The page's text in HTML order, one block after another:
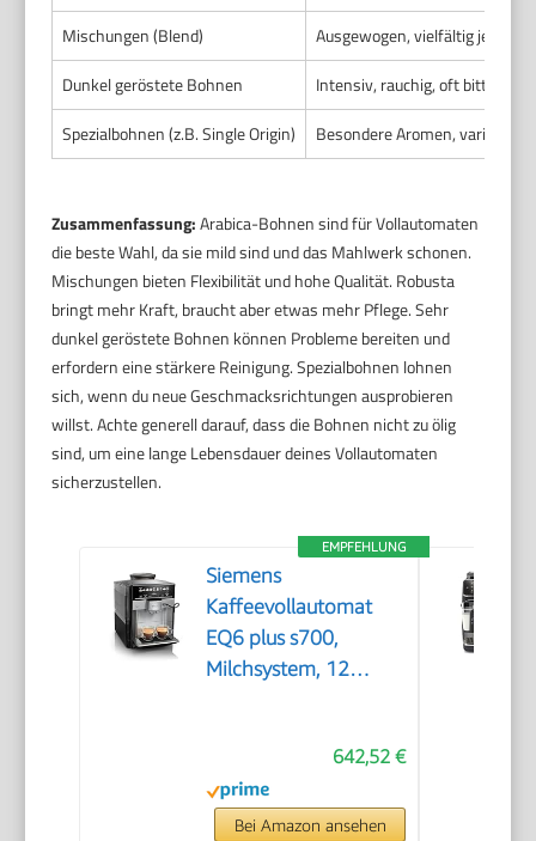
Mischungen (Blend)
Ausgewogen, vielfältig je nach
Dunkel geröstete Bohnen
Intensiv, rauchig, oft bitter
Spezialbohnen (z.B. Single Origin)
Besondere Aromen, variieren
Zusammenfassung:Arabica-Bohnen sind für Vollautomaten
die beste Wahl, da sie mild sind und das Mahlwerk schonen.
Mischungen bieten Flexibilität und hohe Qualität. Robusta
bringt mehr Kraft, braucht aber etwas mehr Pflege. Sehr
dunkel geröstete Bohnen können Probleme bereiten und
erfordern eine stärkere Reinigung. Spezialbohnen lohnen
sich, wenn du neue Geschmacksrichtungen ausprobieren
willst. Achte generell darauf, dass die Bohnen nicht zu ölig
sind, um eine lange Lebensdauer deines Vollautomaten
sicherzustellen.
EMPFEHLUNG
Siemens
Kaffeevollautomat
EQ6 plus s700,
Milchsystem, 12
Milchsystems,
Keramikmahlwerk,
642,52 €
Bei Amazon ansehen